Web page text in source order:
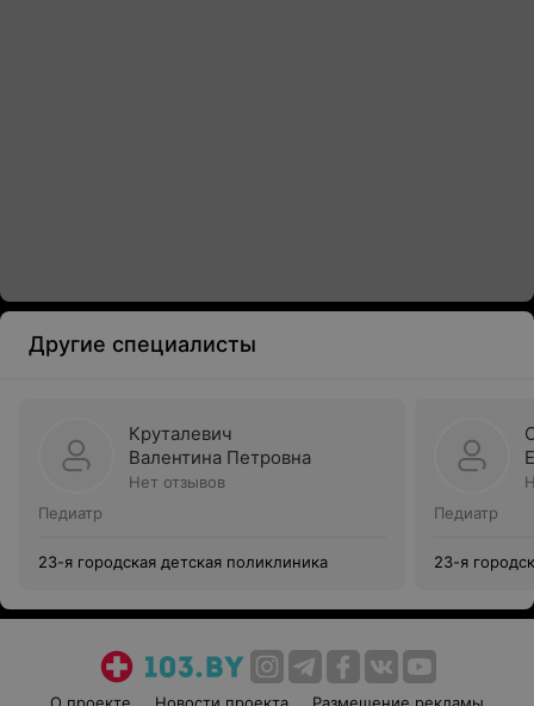
Другие специалисты
Круталевич
Валентина Петровна
Нет отзывов
Педиатр
23-я городская детская поликлиника
Педиатр
23-я